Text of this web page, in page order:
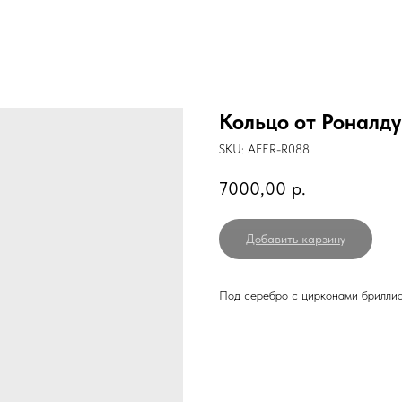
Кольцо от Роналду
SKU: AFER-R088
7000,00 р.
Добавить карзину
Под серебро с цирконами